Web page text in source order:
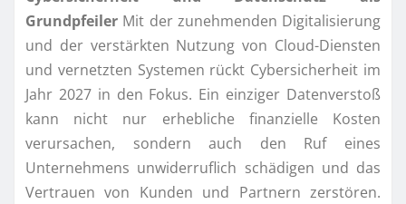
Grundpfeiler Mit der zunehmenden Digitalisierung
und der verstärkten Nutzung von Cloud-Diensten
und vernetzten Systemen rückt Cybersicherheit im
Jahr 2027 in den Fokus. Ein einziger Datenverstoß
kann nicht nur erhebliche finanzielle Kosten
verursachen, sondern auch den Ruf eines
Unternehmens unwiderruflich schädigen und das
Vertrauen von Kunden und Partnern zerstören.